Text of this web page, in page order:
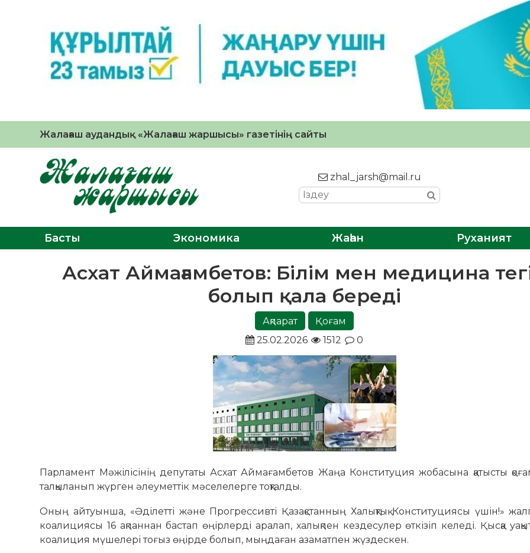
Жалағаш аудандық «Жалағаш жаршысы» газетінің сайты
zhal_jarsh@mail.ru
Басты Экономика Жаһан Руханият
Асхат Аймағамбетов: Білім мен медицина
болып қала береді
Ақпарат
Қоғам
25.02.2026
1512 0
Парламент Мәжілісінің депутаты Асхат Аймағамбетов Жаңа Конституция жобасына қатысты
талқыланып жүрген әлеуметтік мәселелерге тоқталды.
Оның айтуынша, «Әділетті және Прогрессивті Қазақстанның Халықтық Конституциясы үшін!»
коалициясы 16 ақпаннан бастап өңірлерді аралап, халықпен кездесулер өткізіп келеді. Қысқа
коалиция мүшелері тоғыз өңірде болып, мыңдаған азаматпен жүздескен.